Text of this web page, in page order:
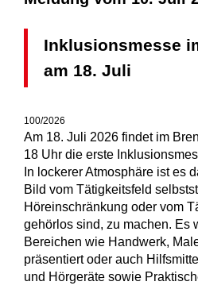
Inklusionsmesse
am 18. Juli
100/2026
Am 18. Juli 2026 findet im
18 Uhr die erste
In lockerer Atmosphäre ist es
Bild vom Tätigkeitsfeld
Höreinschränkung oder vom
gehörlos sind, zu machen. Es
Bereichen wie Handwerk,
präsentiert oder auch
und Hörgeräte sowie